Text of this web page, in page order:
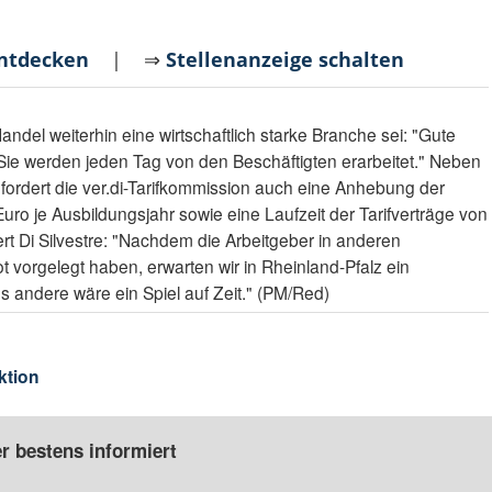
| ⇒Stellenanzeige schalten
weiterhin eine wirtschaftlich starke Branche sei: "Gute
werden jeden Tag von den Beschäftigten erarbeitet." Neben
die ver.di-Tarifkommission auch eine Anhebung der
je Ausbildungsjahr sowie eine Laufzeit der Tarifverträge von
Di Silvestre: "Nachdem die Arbeitgeber in anderen
vorgelegt haben, erwarten wir in Rheinland-Pfalz ein
andere wäre ein Spiel auf Zeit." (PM/Red)
bestens informiert